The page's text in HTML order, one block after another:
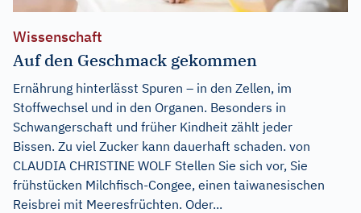
Wissenschaft
Auf den Geschmack gekommen
Ernährung hinterlässt Spuren – in den Zellen, im
Stoffwechsel und in den Organen. Besonders in
Schwangerschaft und früher Kindheit zählt jeder
Bissen. Zu viel Zucker kann dauerhaft schaden. von
CLAUDIA CHRISTINE WOLF Stellen Sie sich vor, Sie
frühstücken Milchfisch-Congee, einen taiwanesischen
Reisbrei mit Meeresfrüchten. Oder...